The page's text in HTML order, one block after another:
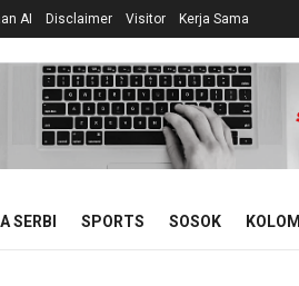
AI Disclaimer Visitor Kerja Sama
SERBI SPORTS SOSOK KOLOM